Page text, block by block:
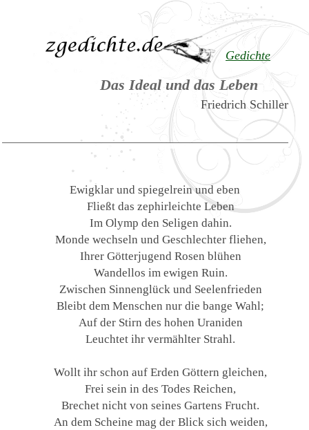
Gedichte
Das Ideal und das Leben
Friedrich Schiller
Ewigklar und spiegelrein und eben
Fließt das zephirleichte Leben
Im Olymp den Seligen dahin.
Monde wechseln und Geschlechter fliehen,
Ihrer Götterjugend Rosen blühen
Wandellos im ewigen Ruin.
Zwischen Sinnenglück und Seelenfrieden
Bleibt dem Menschen nur die bange Wahl;
Auf der Stirn des hohen Uraniden
Leuchtet ihr vermählter Strahl.
Wollt ihr schon auf Erden Göttern gleichen,
Frei sein in des Todes Reichen,
Brechet nicht von seines Gartens Frucht.
An dem Scheine mag der Blick sich weiden,